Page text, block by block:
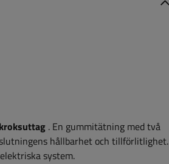
. En gummitätning med två
hållbarhet och tillförlitlighet.
system.